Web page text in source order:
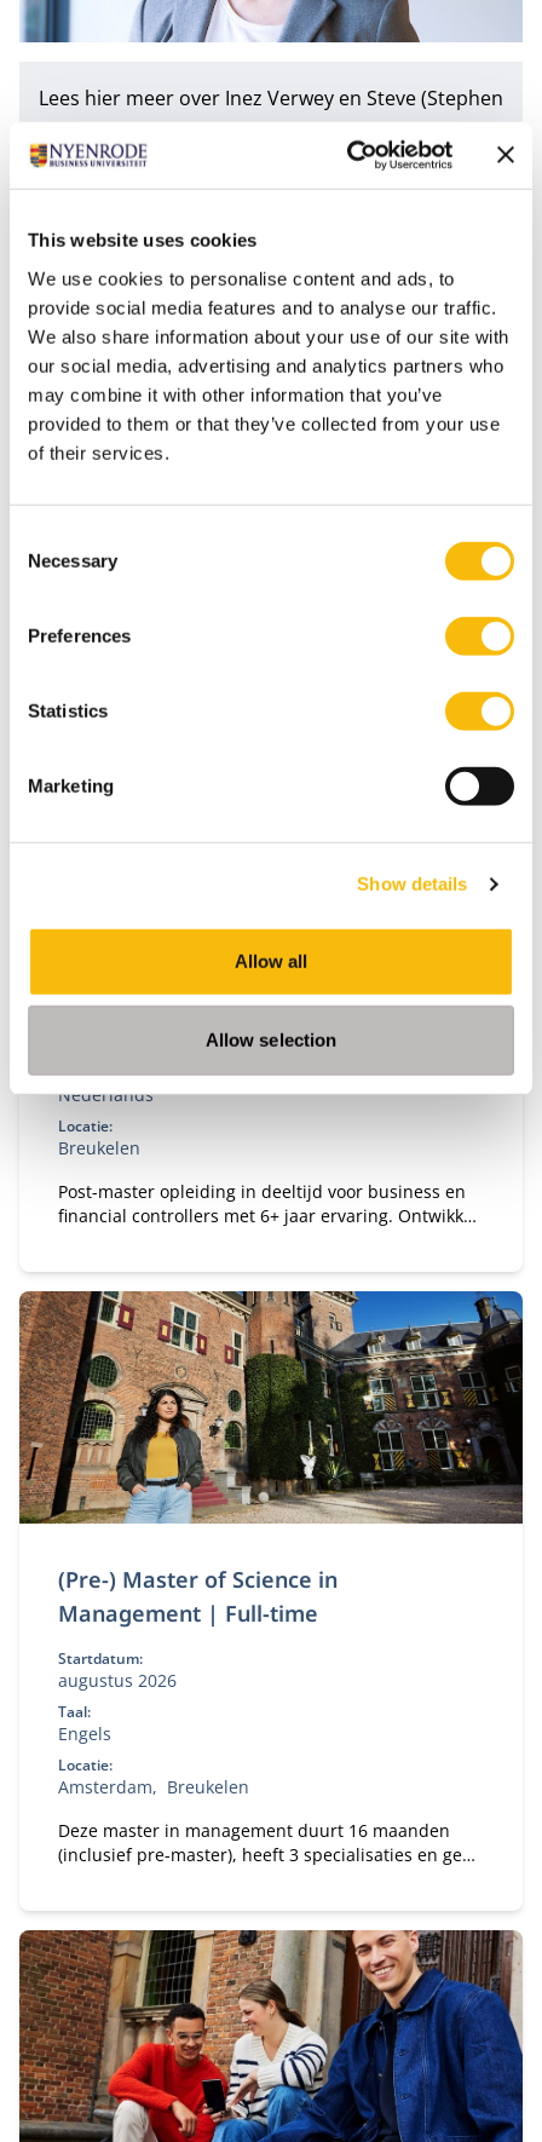
This website uses cookies
We use cookies to personalise content and ads, to
provide social media features and to analyse our traffic.
We also share information about your use of our site with
our social media, advertising and analytics partners who
may combine it with other information that you’ve
provided to them or that they’ve collected from your use
of their services.
Selection
Necessary
Preferences
Statistics
Marketing
Show details
Allow all
Allow selection
Lees hier meer over Inez Verweyen Steve (Stephen
Department of Accounting, Auditing & Control
Fraude
Onderzoek
(EMFC) — Registercontroller (RC)
september en februari
Taal:
Nederlands
Locatie:
Breukelen
Post-master opleiding in deeltijd voor business en
financial controllers met 6+ jaar ervaring. Ontwikkel
(Pre-) Master of Science in
Management | Full-time
Startdatum:
augustus 2026
Taal:
Engels
Locatie:
Amsterdam
Breukelen
Deze master in management duurt 16 maanden
(inclusief pre-master), heeft 3 specialisaties en geeft